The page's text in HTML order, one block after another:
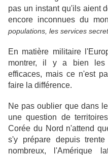
pas un instant qu'ils aient
encore inconnues du
populations, les services
En matière militaire
montrer, il y a bien les
efficaces, mais ce n'est
faire la différence.
Ne pas oublier que dans
une question de
Corée du Nord n'attend
s'y prépare depuis
nombreux, l'Amérique